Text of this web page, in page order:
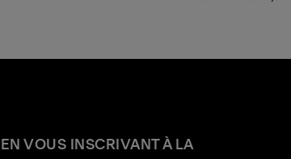
VOUS INSCRIVANT À LA